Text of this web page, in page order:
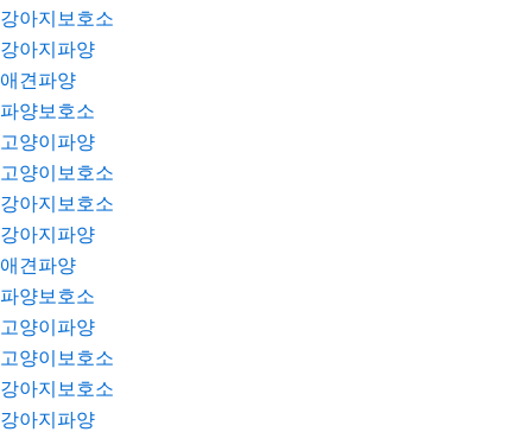
강아지보호소
강아지파양
애견파양
파양보호소
고양이파양
고양이보호소
강아지보호소
강아지파양
애견파양
파양보호소
고양이파양
고양이보호소
강아지보호소
강아지파양